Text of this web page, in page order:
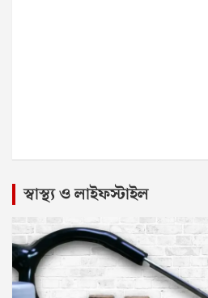
স্বাস্থ্য ও লাইফস্টাইল